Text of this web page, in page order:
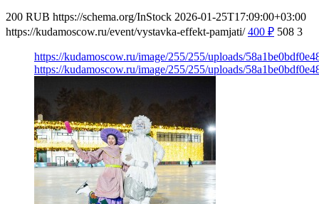
200 RUB https://schema.org/InStock 2026-01-25T17:09:00+03:00
https://kudamoscow.ru/event/vystavka-effekt-pamjati/ 400 ₽ 508 3
https://kudamoscow.ru/image/255/255/uploads/
https://kudamoscow.ru/image/255/255/uploads/